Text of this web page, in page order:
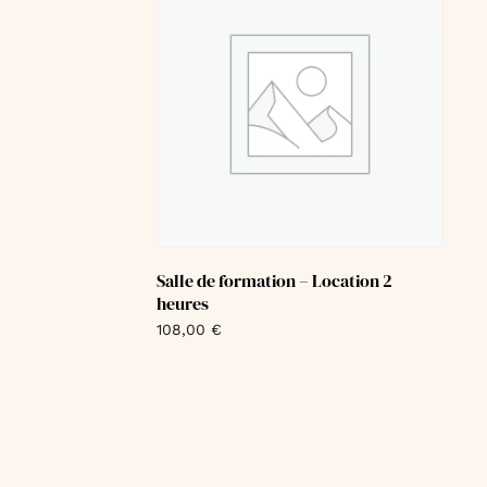
Salle de formation – Location 2
heures
108,00€